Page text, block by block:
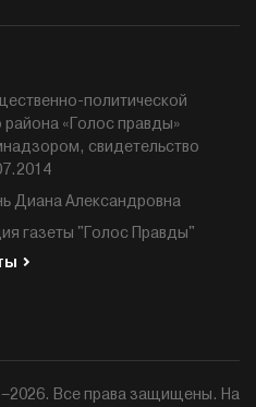
политической
«Голос правды»
свидетельство
Диана Александровна
газеты "Голос Правды"
Все права защищены. На